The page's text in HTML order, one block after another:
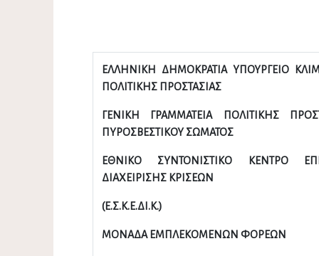
ΕΛΛΗΝΙΚΗ ΔΗΜΟΚΡΑΤΙΑ ΥΠΟΥΡΓΕΙΟ
ΠΟΛΙΤΙΚΗΣ ΠΡΟΣΤΑΣΙΑΣ
ΓΕΝΙΚΗ ΓΡΑΜΜΑΤΕΙΑ ΠΟΛΙΤΙΚΗΣ
ΠΥΡΟΣΒΕΣΤΙΚΟΥ ΣΩΜΑΤΟΣ
ΕΘΝΙΚΟ ΣΥΝΤΟΝΙΣΤΙΚΟ ΚΕΝΤΡΟ
ΔΙΑΧΕΙΡΙΣΗΣ ΚΡΙΣΕΩΝ
(Ε.Σ.Κ.Ε.ΔΙ.Κ.)
ΜΟΝΑΔΑ ΕΜΠΛΕΚΟΜΕΝΩΝ ΦΟΡΕΩΝ